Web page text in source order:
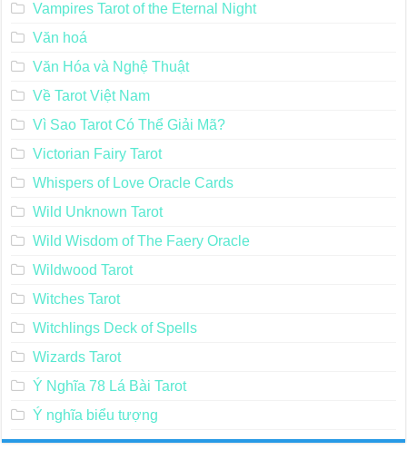
Vampires Tarot of the Eternal Night
Văn hoá
Văn Hóa và Nghệ Thuật
Về Tarot Việt Nam
Vì Sao Tarot Có Thể Giải Mã?
Victorian Fairy Tarot
Whispers of Love Oracle Cards
Wild Unknown Tarot
Wild Wisdom of The Faery Oracle
Wildwood Tarot
Witches Tarot
Witchlings Deck of Spells
Wizards Tarot
Ý Nghĩa 78 Lá Bài Tarot
Ý nghĩa biểu tượng